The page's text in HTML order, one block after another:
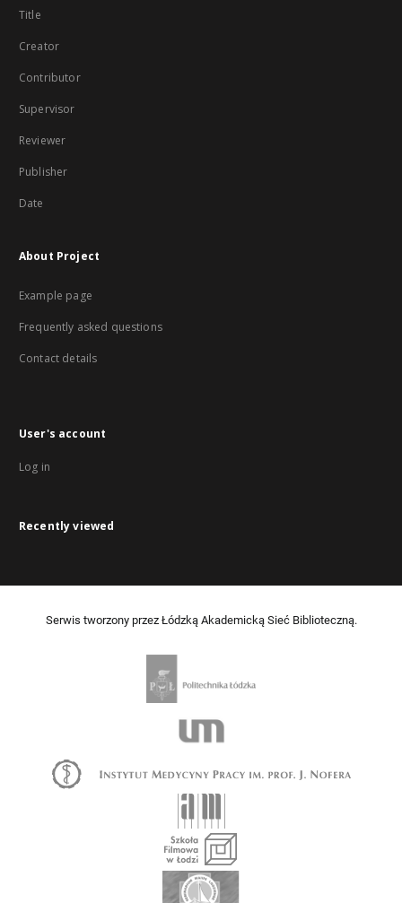
Title
Creator
Contributor
Supervisor
Reviewer
Publisher
Date
About Project
Example page
Frequently asked questions
Contact details
User's account
Log in
Recently viewed
Serwis tworzony przez Łódzką Akademicką Sieć Biblioteczną.